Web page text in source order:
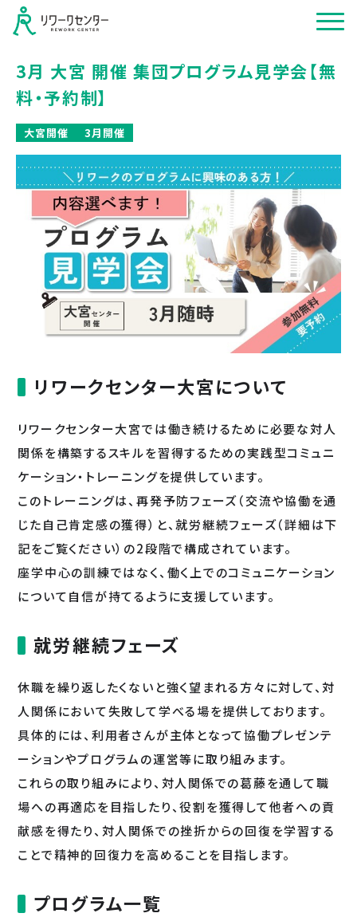
3月 大宮 開催 集団プログラム見学会【無
料・予約制】
大宮開催 3月開催
リワークセンター大宮について
リワークセンター大宮では働き続けるために必要な対人
関係を構築するスキルを習得するための実践型コミュニ
ケーション・トレーニングを提供しています。
このトレーニングは、再発予防フェーズ（交流や協働を通
じた自己肯定感の獲得）と、就労継続フェーズ（詳細は下
記をご覧ください）の2段階で構成されています。
座学中心の訓練ではなく、働く上でのコミュニケーション
について自信が持てるように支援しています。
就労継続フェーズ
休職を繰り返したくないと強く望まれる方々に対して、対
人関係において失敗して学べる場を提供しております。
具体的には、利用者さんが主体となって協働プレゼンテ
ーションやプログラムの運営等に取り組みます。
これらの取り組みにより、対人関係での葛藤を通して職
場への再適応を目指したり、役割を獲得して他者への貢
献感を得たり、対人関係での挫折からの回復を学習する
ことで精神的回復力を高めることを目指します。
プログラム一覧